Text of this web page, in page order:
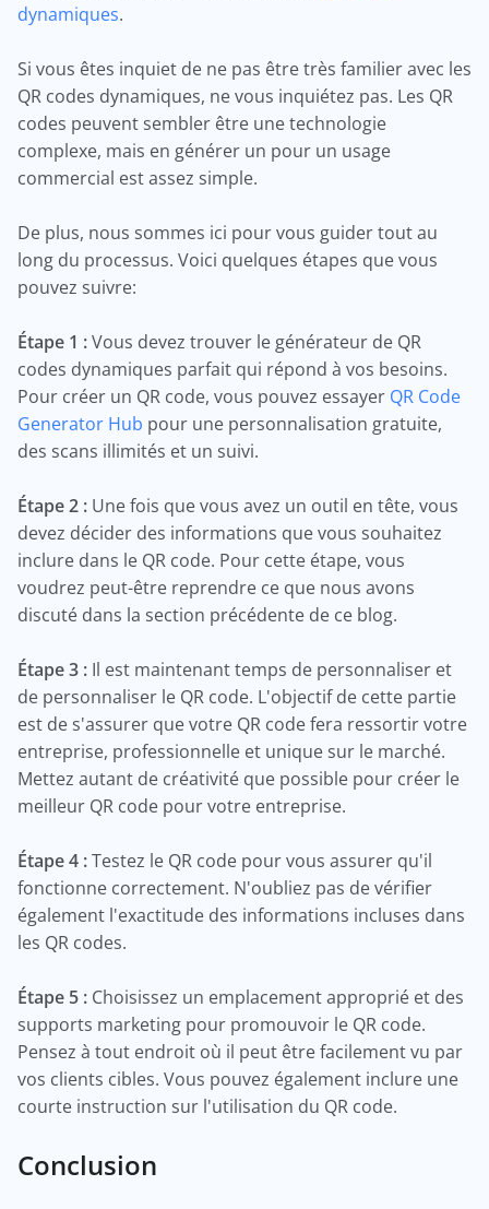
dynamiques.
Si vous êtes inquiet de ne pas être très familier avec les
QR codes dynamiques, ne vous inquiétez pas. Les QR
codes peuvent sembler être une technologie
complexe, mais en générer un pour un usage
commercial est assez simple.
De plus, nous sommes ici pour vous guider tout au
long du processus. Voici quelques étapes que vous
pouvez suivre:
Étape 1 :Vous devez trouver le générateur de QR
codes dynamiques parfait qui répond à vos besoins.
Pour créer un QR code, vous pouvez essayer QR Code
Generator Hub pour une personnalisation gratuite,
des scans illimités et un suivi.
Étape 2 : Une fois que vous avez un outil en tête, vous
devez décider des informations que vous souhaitez
inclure dans le QR code. Pour cette étape, vous
voudrez peut-être reprendre ce que nous avons
discuté dans la section précédente de ce blog.
Étape 3 : Il est maintenant temps de personnaliser et
de personnaliser le QR code. L'objectif de cette partie
est de s'assurer que votre QR code fera ressortir votre
entreprise, professionnelle et unique sur le marché.
Mettez autant de créativité que possible pour créer le
meilleur QR code pour votre entreprise.
Étape 4 :Testez le QR code pour vous assurer qu'il
fonctionne correctement. N'oubliez pas de vérifier
également l'exactitude des informations incluses dans
les QR codes.
Étape 5 : Choisissez un emplacement approprié et des
supports marketing pour promouvoir le QR code.
Pensez à tout endroit où il peut être facilement vu par
vos clients cibles. Vous pouvez également inclure une
courte instruction sur l'utilisation du QR code.
Conclusion